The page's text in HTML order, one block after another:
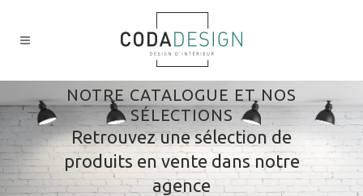
NOTRE CATALOGUE ET NOS
SÉLECTIONS
Retrouvez une sélection de
produits en vente dans notre
agence